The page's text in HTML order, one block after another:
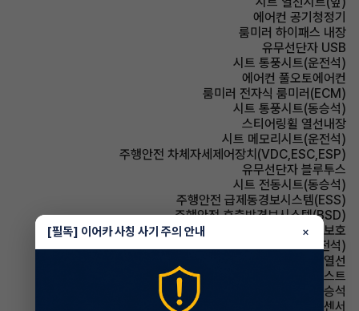
에어컨 공기청정기
룸미러 하이패스 내장
유무선단자 USB
시트 통풍시트(운전석)
에어컨 풀오토에어컨
룸미러 전자식 룸미러(ECM)
시트 통풍시트(동승석)
스티어링휠 열선내장
시트 메모리시트(운전석)
주행안전 차체자세제어장치(VDC,ESC,ESP)
유무선단자 블루투스
시트 전동시트(동승석)
주행안전 급제동경보시스템(ESS)
주행안전 후측방경보시스템(BSD)
에어백 무릎보호
시트 전동시트(운전석)
사이드미러 열선
헤드램프 하이빔 어시스트
에어백 동승석
주차보조 전방감지센서
[필독] 이어카 사칭 사기 주의 안내 ×